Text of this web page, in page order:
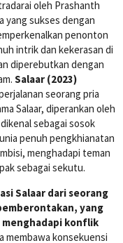
oleh Prashanth
yang sukses dengan
penonton
intrik dan kekerasan di
diperebutkan dengan
Salaar (2023)
seorang pria
Salaar, diperankan oleh
sebagai sosok
penuh pengkhianatan
menghadapi teman
sebagai sekutu.
Salaar dari seorang
yang
konflik
membawa konsekuensi